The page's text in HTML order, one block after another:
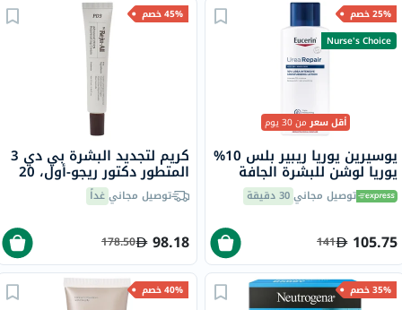
25% خصم
Nurse's Choice
أقل سعرمن 30 يوم
يوسيرين يوريا ريبير بلس 10%
يوريا لوشن للبشرة الجافة
والخشنة 250 ملتوصيل مجاني30 دقيقة
105.75
141
45% خصم
كريم لتجديد البشرة بي دي 3
المتطور دكتور ريجو-أول، 20
ملتوصيل مجانيغداً
98.18
178.50
35% خصم 40% خصم